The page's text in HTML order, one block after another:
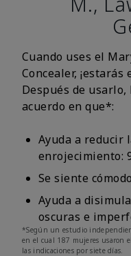
Cuando uses el
Concealer,
Después de
acuerdo en que*:
Ayuda a reducir
enrojecimiento:
Se siente
Ayuda a
oscuras e
*Según un estudio
en el cual 187 mujeres usaron
las indicaciones por siete días.